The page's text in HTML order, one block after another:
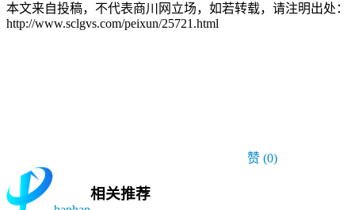
本文来自投稿，不代表商川网立场，如若转载，请注明出处：
http://www.sclgvs.com/peixun/25721.html
赞 (0)
相关推荐